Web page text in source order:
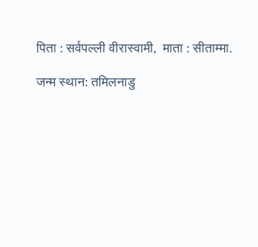
पिता : सर्वपल्ली वीरास्वामी, माता : सीताम्मा.
जन्म स्थान: तमिलनाडु